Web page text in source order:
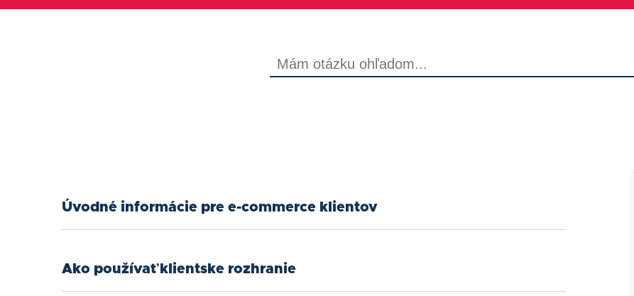
Úvodné informácie pre e-commerce klientov
Ako používať klientske rozhranie